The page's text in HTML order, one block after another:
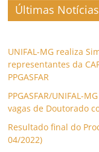
Últimas Notícias
UNIFAL-MG realiza
representantes da
PPGASFAR
PPGASFAR/UNIFAL-
vagas de Doutorado
Resultado final do
04/2022)